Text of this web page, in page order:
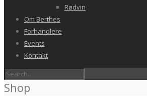
Rødvin
Om Berthes
Forhandlere
Events
Kontakt
Shop